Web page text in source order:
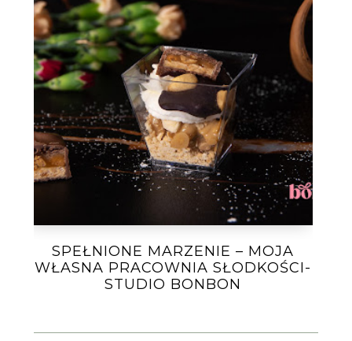
SPEŁNIONE MARZENIE – MOJA
WŁASNA PRACOWNIA SŁODKOŚCI-
STUDIO BONBON